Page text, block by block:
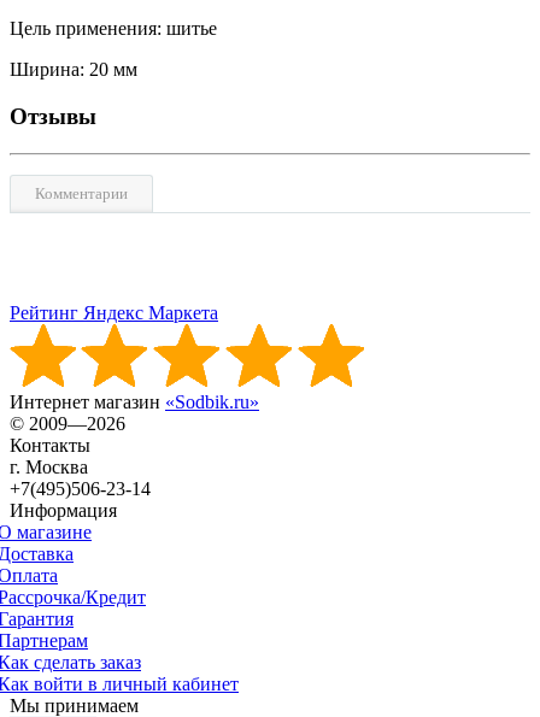
Цель применения: шитье
Ширина: 20 мм
Отзывы
Комментарии
Рейтинг Яндекс Маркета
Интернет магазин «Sodbik.ru»
© 2009—2026
Контакты
г. Москва
+7(495)506-23-14
Информация
магазине
Кредит
сделать заказ
войти в личный кабинет
Мы принимаем